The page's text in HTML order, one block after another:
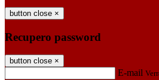
button close ×
Recupero password
button close ×
E-mail